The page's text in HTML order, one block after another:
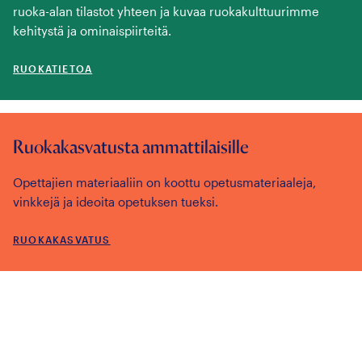
ruoka-alan tilastot yhteen ja kuvaa ruokakulttuurimme
kehitystä ja ominaispiirteitä.
RUOKATIETOA
Ruokakasvatusta ammattilaisille
Opettajien materiaaliin on koottu opetusmateriaaleja,
vinkkejä ja ideoita opetuksen tueksi.
RUOKAKASVATUS